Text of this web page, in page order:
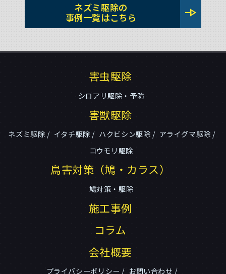
ネズミ駆除の
事例一覧はこちら
line_end_arrow
害虫駆除
シロアリ駆除・予防
害獣駆除
ネズミ駆除 イタチ駆除 ハクビシン駆除
アライグマ駆除
コウモリ駆除
鳥害対策（鳩・カラス）
鳩対策・駆除
施工事例
コラム
会社概要
プライバシーポリシー お問い合わせ